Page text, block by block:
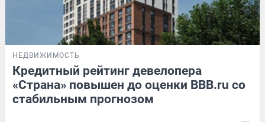
НЕДВИЖИМОСТЬ
Кредитный рейтинг девелопера
«Страна» повышен до оценки BBB.ru со
стабильным прогнозом